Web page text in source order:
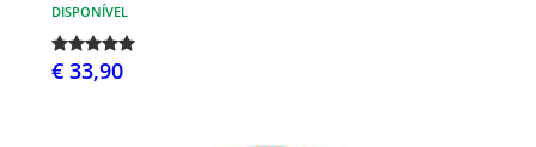
DISPONÍVEL
€ 33,90